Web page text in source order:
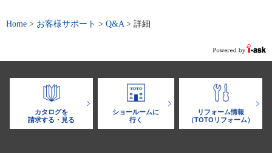
Home > お客様サポート > Q&A > 詳細
カタログを
請求する・見る
ショールームに
行く
リフォーム情報
（TOTOリフォーム）